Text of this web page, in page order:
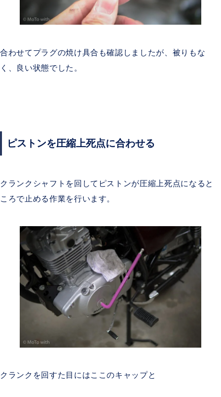
合わせてプラグの焼け具合も確認しましたが、被りもな
く、良い状態でした。
ピストンを圧縮上死点に合わせる
クランクシャフトを回してピストンが圧縮上死点になると
ころで止める作業を行います。
クランクを回すた目にはここのキャップと